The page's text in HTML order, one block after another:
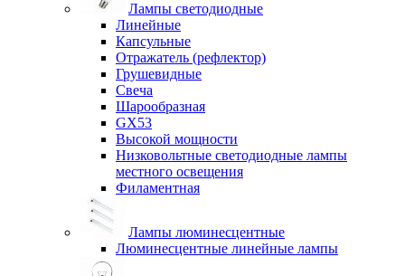
Лампы светодиодные
Линейные
Капсульные
Отражатель (рефлектор)
Грушевидные
Свеча
Шарообразная
GX53
Высокой мощности
Низковольтные светодиодные лампы
местного освещения
Филаментная
Лампы люминесцентные
Люминесцентные линейные лампы